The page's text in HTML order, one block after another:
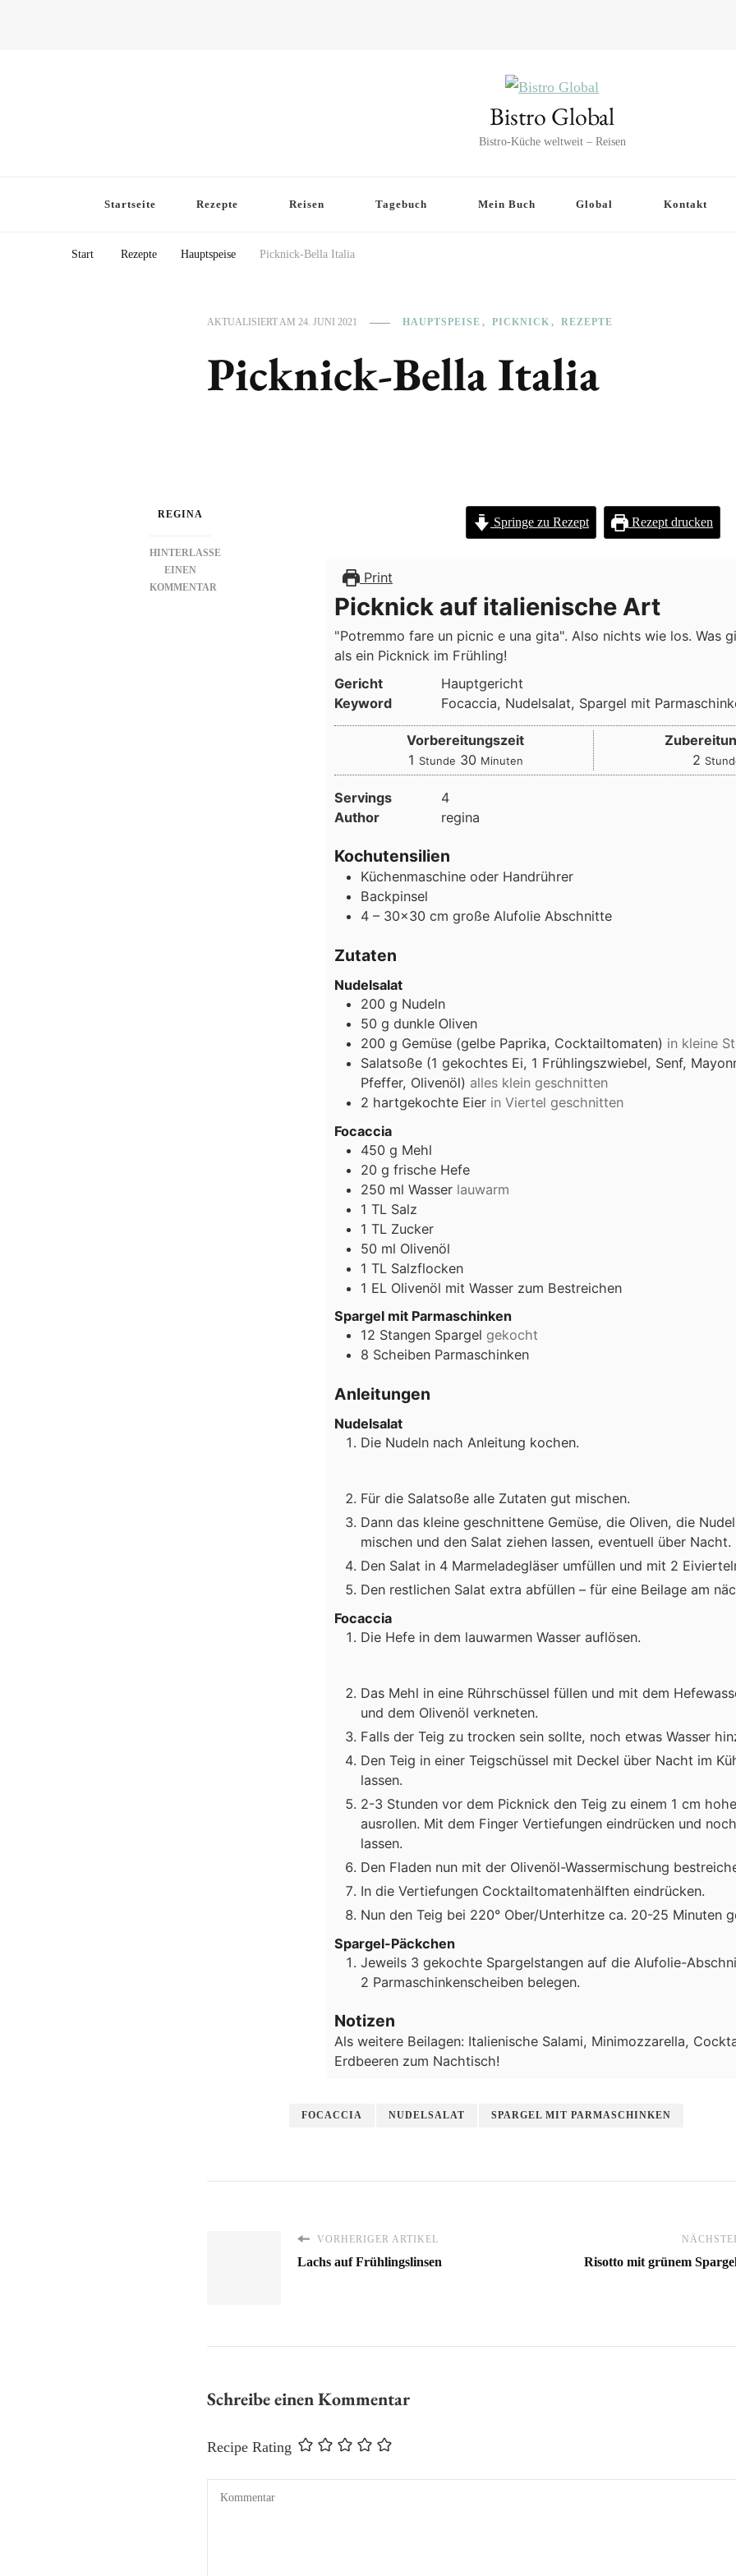
Bistro Global
Bistro-Küche weltweit – Reisen
Startseite Rezepte Reisen Tagebuch Mein Buch Global Kontakt
Start Rezepte Hauptspeise Picknick-Bella Italia
AKTUALISIERT AM 24. JUNI 2021 HAUPTSPEISE PICKNICK REZEPTE
Picknick-Bella Italia
REGINA
HINTERLASSE
EINEN
KOMMENTAR
Springe zu Rezept Rezept drucken
Print
Picknick auf italienische Art
"Potremmo fare un picnic e una gita". Also nichts wie los. Was
als ein Picknick im Frühling!
Gericht
Hauptgericht
Keyword
Focaccia, Nudelsalat, Spargel mit
Vorbereitungszeit
1 Stunde
Stunde 30Minuten
Minuten
2
Servings
4
Author
regina
Kochutensilien
Küchenmaschine oder Handrührer
Backpinsel
4 – 30×30 cm große Alufolie Abschnitte
Zutaten
Nudelsalat
200 g Nudeln
50 g dunkle Oliven
200 g Gemüse (gelbe Paprika, Cocktailtomaten) in kleine
Salatsoße (1 gekochtes Ei, 1 Frühlingszwiebel, Senf,
Pfeffer, Olivenöl) alles klein geschnitten
2 hartgekochte Eier in Viertel geschnitten
Focaccia
450 g Mehl
20 g frische Hefe
250 ml Wasser lauwarm
1 TL Salz
1 TL Zucker
50 ml Olivenöl
1 TL Salzflocken
1 EL Olivenöl mit Wasser zum Bestreichen
Spargel mit Parmaschinken
12 Stangen Spargel gekocht
8 Scheiben Parmaschinken
Anleitungen
Nudelsalat
Die Nudeln nach Anleitung kochen.
Für die Salatsoße alle Zutaten gut mischen.
Dann das kleine geschnittene Gemüse, die Oliven, die
mischen und den Salat ziehen lassen, eventuell über Nacht.
Den Salat in 4 Marmeladegläser umfüllen und mit 2
Den restlichen Salat extra abfüllen – für eine Beilage am
Focaccia
Die Hefe in dem lauwarmen Wasser auflösen.
Das Mehl in eine Rührschüssel füllen und mit dem
und dem Olivenöl verkneten.
Falls der Teig zu trocken sein sollte, noch etwas Wasser
Den Teig in einer Teigschüssel mit Deckel über Nacht im
lassen.
2-3 Stunden vor dem Picknick den Teig zu einem 1 cm
ausrollen. Mit dem Finger Vertiefungen eindrücken und
lassen.
Den Fladen nun mit der Olivenöl-Wassermischung
In die Vertiefungen Cocktailtomatenhälften eindrücken.
Nun den Teig bei 220° Ober/Unterhitze ca. 20-25 Minuten
Spargel-Päckchen
Jeweils 3 gekochte Spargelstangen auf die Alufolie-
2 Parmaschinkenscheiben belegen.
Notizen
Als weitere Beilagen: Italienische Salami, Minimozzarella,
Erdbeeren zum Nachtisch!
FOCACCIA NUDELSALAT SPARGEL MIT PARMASCHINKEN
VORHERIGER ARTIKEL
Lachs auf Frühlingslinsen Risotto mit grünem
Schreibe einen Kommentar
Recipe Rating